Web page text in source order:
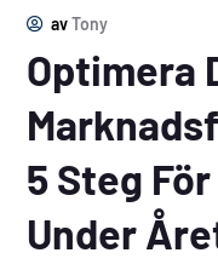
avTony
Optimera
5 Steg
Under